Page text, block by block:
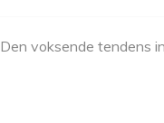
Den voksende tendens